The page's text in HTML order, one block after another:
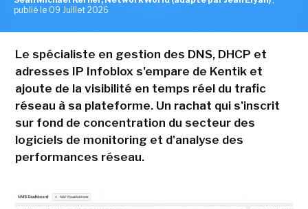
publié le 09 Juillet 2026
Le spécialiste en gestion des DNS, DHCP et
adresses IP Infoblox s'empare de Kentik et
ajoute de la visibilité en temps réel du trafic
réseau à sa plateforme. Un rachat qui s'inscrit
sur fond de concentration du secteur des
logiciels de monitoring et d'analyse des
performances réseau.